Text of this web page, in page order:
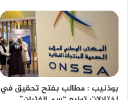
بوذنيب : مطالب بفتح تحقيق في